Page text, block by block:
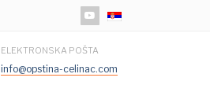
Izaberite vaš jezik
ELEKTRONSKA POŠTA
info@opstina-celinac.com